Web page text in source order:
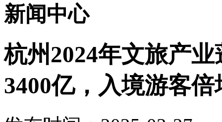
新闻中心
杭州2024年文旅产
3400亿，入境游客倍